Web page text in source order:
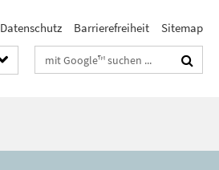
Datenschutz Barrierefreiheit Sitemap
Suchbegriffe